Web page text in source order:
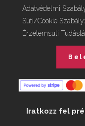
Adatvédelmi
Süti/Cookie
Érzelemsuli
Iratkozz fel